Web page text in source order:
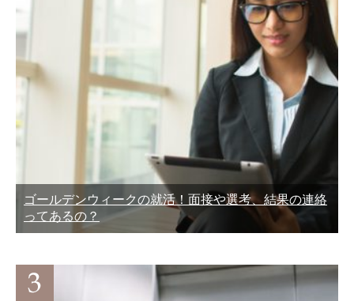
ゴールデンウィークの就活！面接や選考、結果の連絡
ってあるの？